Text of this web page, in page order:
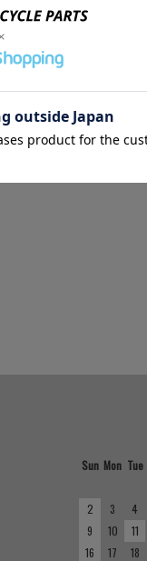
イクルシューズ
Sun Mon Tue
2
3 4
9
10 11
16
17 18